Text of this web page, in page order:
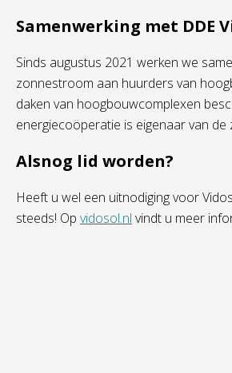
Samenwerking met DDE
Sinds augustus 2021 werken we
zonnestroom aan huurders van
daken van hoogbouwcomplexen
energiecoöperatie is eigenaar van
Alsnog lid worden?
Heeft u wel een uitnodiging voor
steeds! Op vidosol.nl vindt u meer